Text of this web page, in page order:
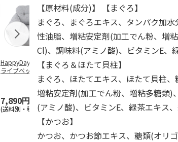
HappyDays 2wayド
ライブベッド グレ
7,890円
(送料別・税込)
獣医師開発 ニオイ
をとる砂専用 猫ト
イレ ナチュラルグ
1,550円
(送料別・税込)
ンド 4L
1,320円
(送料別・税込)
【原材料(成分)】 【まぐろ】
まぐろ、まぐろエキス、タンパク加
性油脂、増粘安定剤(加工でん粉、増
Cl)、調味料(アミノ酸)、ビタミンE、
【まぐろ＆ほたて貝柱】
まぐろ、ほたてエキス、ほたて貝柱
増粘安定剤(加工でん粉、増粘多糖類)
(アミノ酸)、ビタミンE、緑茶エキス
【かつお】
かつお、かつお節エキス、糖類(オリ